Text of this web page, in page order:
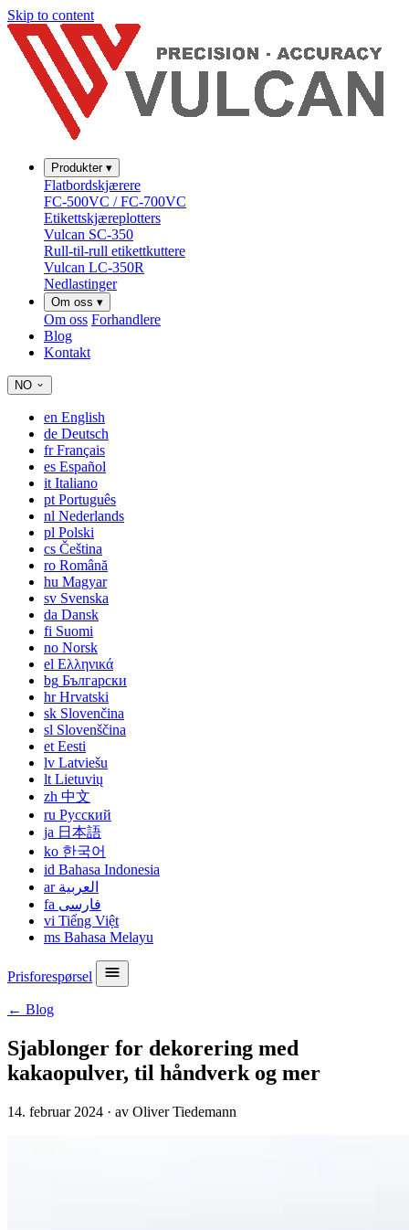
Skip to content
Produkter ▾
Flatbordskjærere
FC-500VC / FC-700VC
Etikettskjæreplotters
Vulcan SC-350
Rull-til-rull etikettkuttere
Vulcan LC-350R
Nedlastinger
Om oss ▾
Om oss Forhandlere
Blog
Kontakt
NO
en English
de Deutsch
frFrançais
es Español
it Italiano
pt Português
nl Nederlands
pl Polski
cs Čeština
ro Română
hu Magyar
sv Svenska
da Dansk
fi Suomi
no Norsk
el Ελληνικά
bg Български
hrHrvatski
sk Slovenčina
sl Slovenščina
et Eesti
lv Latviešu
lt Lietuvių
zh 中文
ru Русский
ja 日本語
ko 한국어
id Bahasa Indonesia
ar العربية
fa فارسی
vi Tiếng Việt
ms Bahasa Melayu
Prisforespørsel
← Blog
Sjablonger for dekorering med
kakaopulver, til håndverk og mer
14. februar 2024 · av Oliver Tiedemann